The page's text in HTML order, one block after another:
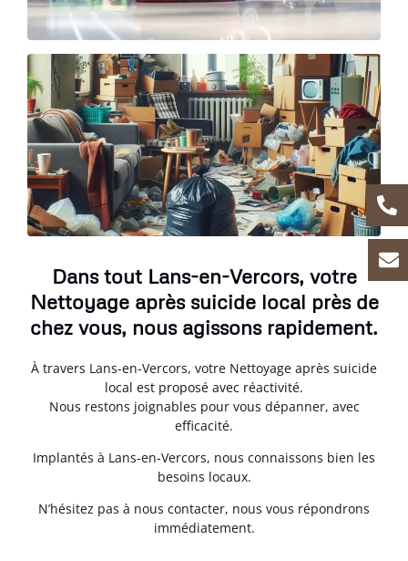
Dans tout Lans-en-Vercors, votre
Nettoyage après suicide local près de
chez vous, nous agissons rapidement.
À travers Lans-en-Vercors, votre Nettoyage après suicide
local est proposé avec réactivité.
Nous restons joignables pour vous dépanner, avec
efficacité.
Implantés à Lans-en-Vercors, nous connaissons bien les
besoins locaux.
N’hésitez pas à nous contacter, nous vous répondrons
immédiatement.